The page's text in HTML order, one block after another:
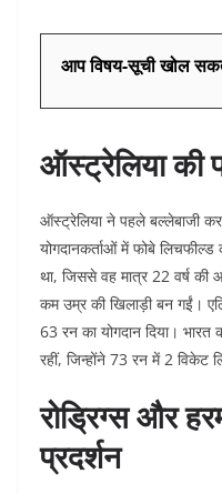
आप विषय-सूची खोल
ऑस्ट्रेलिया की
ऑस्ट्रेलिया ने पहले बल्लेबाजी
योगदानकर्ताओं में फोबे
था, जिससे वह मात्र 22 वर्ष की
कम उम्र की खिलाड़ी बन गईं।
63 रन का योगदान दिया। भारत
रहीं, जिन्होंने 73 रन में 2 विकेट
रोड्रिग्स और
प्रदर्शन